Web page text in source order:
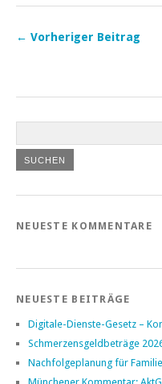
← Vorheriger Beitrag
NEUESTE KOMMENTARE
NEUESTE BEITRÄGE
Digitale-Dienste-Gesetz –
Schmerzensgeldbeträge
Nachfolgeplanung für